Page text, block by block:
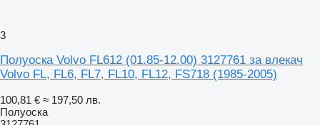
3
Полуоска Volvo FL612 (01.85-12.00) 3127761 за влекач
Volvo FL, FL6, FL7, FL10, FL12, FS718 (1985-2005)
100,81 € ≈ 197,50 лв.
Полуоска